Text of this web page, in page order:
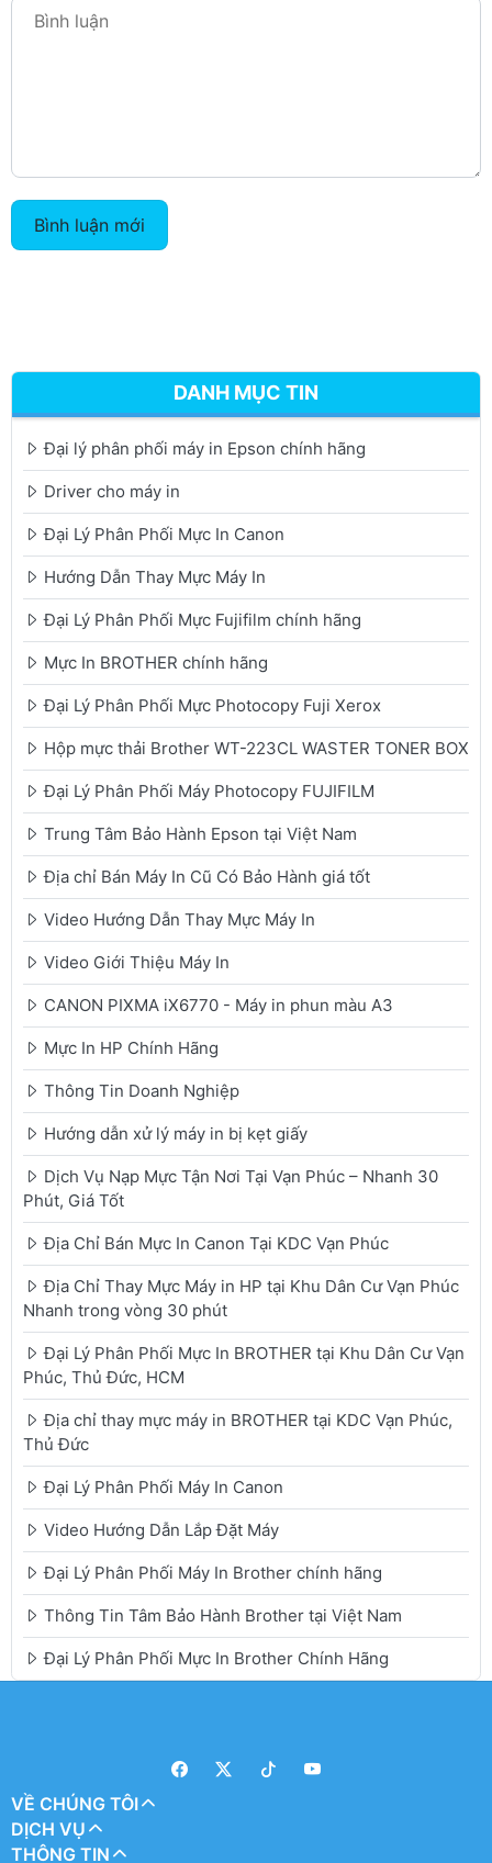
Bình luận mới
DANH MỤC TIN
Đại lý phân phối máy in Epson chính hãng
Driver cho máy in
Đại Lý Phân Phối Mực In Canon
Hướng Dẫn Thay Mực Máy In
Đại Lý Phân Phối Mực Fujifilm chính hãng
Mực In BROTHER chính hãng
Đại Lý Phân Phối Mực Photocopy Fuji Xerox
Hộp mực thải Brother WT-223CL WASTER TONER BOX
Đại Lý Phân Phối Máy Photocopy FUJIFILM
Trung Tâm Bảo Hành Epson tại Việt Nam
Địa chỉ Bán Máy In Cũ Có Bảo Hành giá tốt
Video Hướng Dẫn Thay Mực Máy In
Video Giới Thiệu Máy In
CANON PIXMA iX6770 - Máy in phun màu A3
Mực In HP Chính Hãng
Thông Tin Doanh Nghiệp
Hướng dẫn xử lý máy in bị kẹt giấy
Dịch Vụ Nạp Mực Tận Nơi Tại Vạn Phúc – Nhanh 30
Phút, Giá Tốt
Địa Chỉ Bán Mực In Canon Tại KDC Vạn Phúc
Địa Chỉ Thay Mực Máy in HP tại Khu Dân Cư Vạn Phúc
Nhanh trong vòng 30 phút
Đại Lý Phân Phối Mực In BROTHER tại Khu Dân Cư Vạn
Phúc, Thủ Đức, HCM
Địa chỉ thay mực máy in BROTHER tại KDC Vạn Phúc,
Thủ Đức
Đại Lý Phân Phối Máy In Canon
Video Hướng Dẫn Lắp Đặt Máy
Đại Lý Phân Phối Máy In Brother chính hãng
Thông Tin Tâm Bảo Hành Brother tại Việt Nam
Đại Lý Phân Phối Mực In Brother Chính Hãng
VỀ CHÚNG TÔI
DỊCH VỤ
THÔNG TIN